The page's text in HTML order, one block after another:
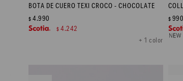
BOTA DE CUERO TEXI CROCO - CHOCOLATE
+ 1 color
$ 4.990
$ 4.242
$ 990